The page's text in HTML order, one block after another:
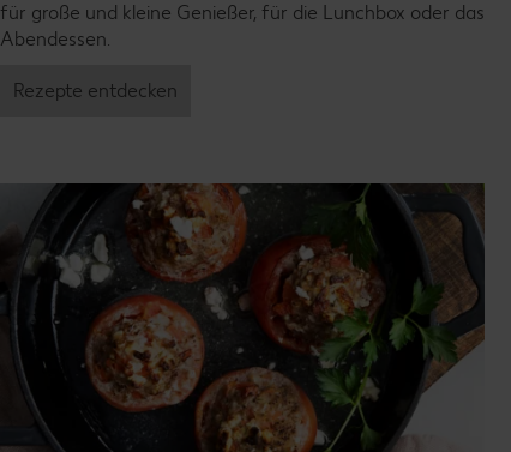
für große und kleine Genießer, für die Lunchbox oder das
Abendessen.
Rezepte entdecken